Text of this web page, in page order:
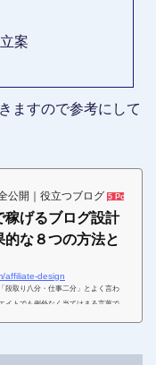
案
ますので参考にして
公開｜役立つブログ 5 Pockets
稼げるブログ設計
的な８つの方法と
affiliate-design
段取り八分・仕事二分」とよく言わ
イトでも例外なく当てはまる言葉で